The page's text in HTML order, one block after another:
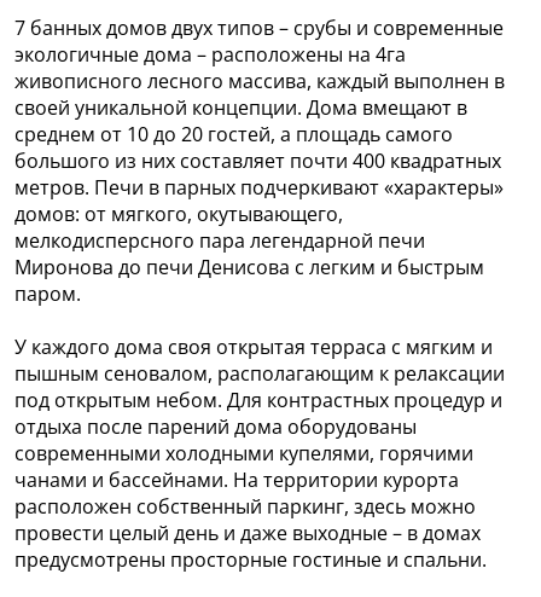
7 банных домов двух типов – срубы и современные
экологичные дома – расположены на 4га
живописного лесного массива, каждый выполнен в
своей уникальной концепции. Дома вмещают в
среднем от 10 до 20 гостей, а площадь самого
большого из них составляет почти 400 квадратных
метров. Печи в парных подчеркивают «характеры»
домов: от мягкого, окутывающего,
мелкодисперсного пара легендарной печи
Миронова до печи Денисова с легким и быстрым
паром.
У каждого дома своя открытая терраса с мягким и
пышным сеновалом, располагающим к релаксации
под открытым небом. Для контрастных процедур и
отдыха после парений дома оборудованы
современными холодными купелями, горячими
чанами и бассейнами. На территории курорта
расположен собственный паркинг, здесь можно
провести целый день и даже выходные – в домах
предусмотрены просторные гостиные и спальни.